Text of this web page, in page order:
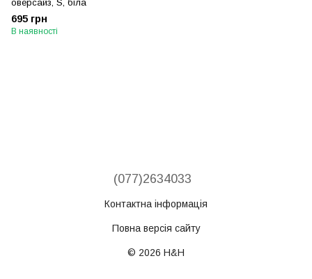
оверсайз, S, біла
695 грн
В наявності
(077)2634033
Контактна інформація
Повна версія сайту
© 2026 H&H